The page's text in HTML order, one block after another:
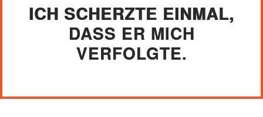
ICH SCHERZTE EINMAL,
DASS ER MICH
VERFOLGTE.